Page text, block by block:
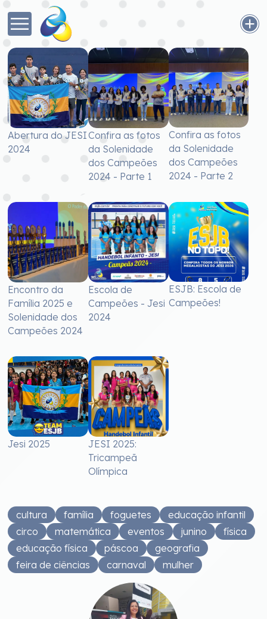
Abertura do JESI
2024
Confira as fotos
da Solenidade
dos Campeões
2024 - Parte 1
Confira as fotos
da Solenidade
dos Campeões
2024 - Parte 2
Encontro da
Família 2025 e
Solenidade dos
Campeões 2024
Escola de
Campeões - Jesi
2024
ESJB: Escola de
Campeões!
Jesi 2025
JESI 2025:
Tricampeã
Olímpica
cultura família foguetes
educação infantil
circo
matemática eventos junino
física
educação física
páscoa
geografia
feira de ciências
carnaval mulher